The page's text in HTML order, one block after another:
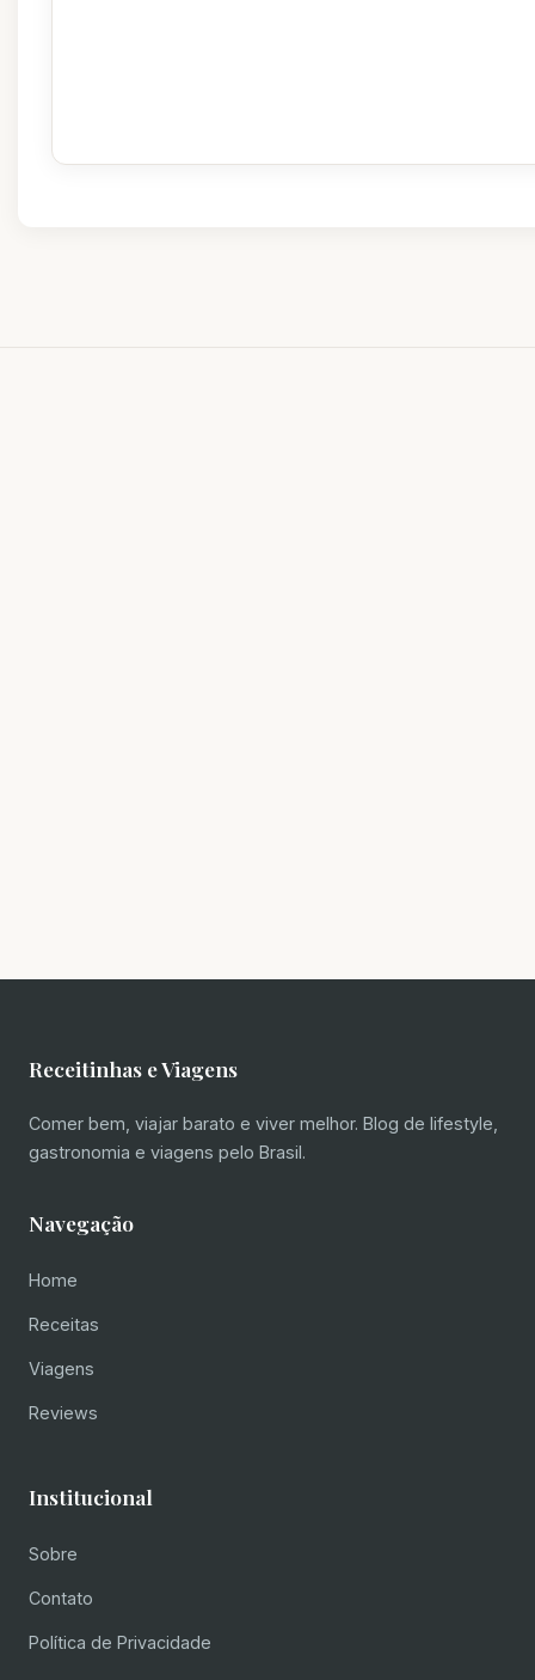
Receitinhas e Viagens
Comer bem, viajar barato e viver melhor. Blog de lifestyle,
gastronomia e viagens pelo Brasil.
Navegação
Home
Receitas
Viagens
Reviews
Institucional
Sobre
Contato
Política de Privacidade